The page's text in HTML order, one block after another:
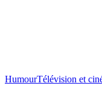
HumourTélévision et